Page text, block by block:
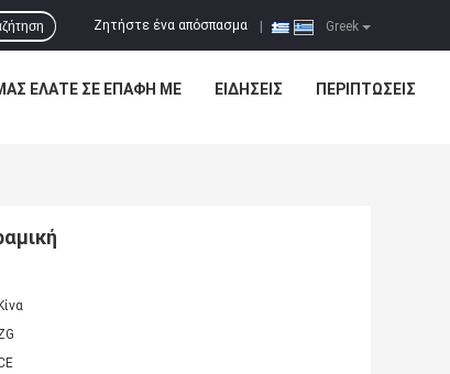
Greek
Ζητήστε ένα απόσπασμα
ΕΛΆΤΕ ΣΕ ΕΠΑΦΉ ΜΕ ΕΙΔΉΣΕΙΣ ΠΕΡΙΠΤΏΣΕΙΣ
Κίνα